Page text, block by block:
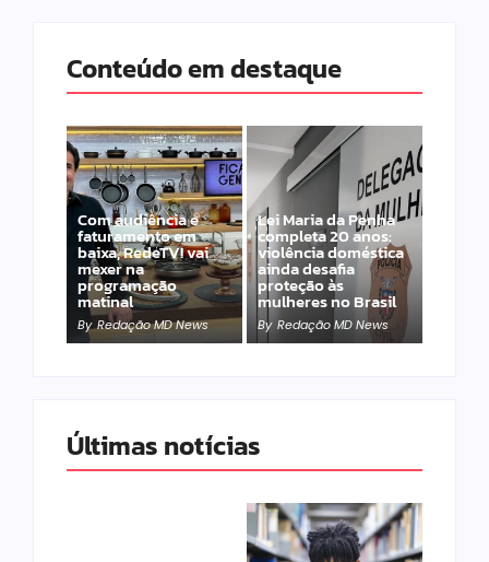
Conteúdo em destaque
Com audiência e
faturamento em
baixa, RedeTV! vai
mexer na
programação
matinal
By Redação MD News
Lei Maria da Penha
completa 20 anos:
violência doméstica
ainda desafia
proteção às
mulheres no Brasil
By Redação MD News
Últimas notícias